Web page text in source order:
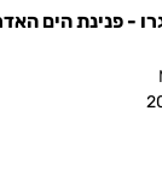
- פנינת הים